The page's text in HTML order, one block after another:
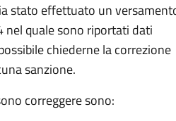
stato effettuato un
nel quale sono riportati dati
chiederne la correzione
sanzione.
correggere sono: